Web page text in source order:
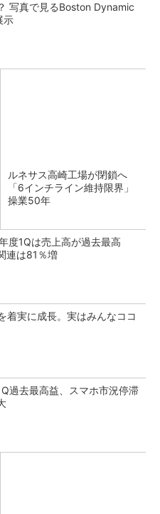
写真で見るBoston Dynamic
示
ルネサス高崎工場が閉鎖へ
「6インチライン維持限界」
操業50年
度1Qは売上高が過去最高
連は81％増
着実に成長。実はみんなココ
過去最高益、スマホ市況停滞